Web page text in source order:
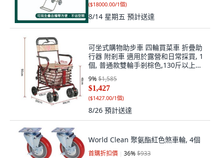
($18000.00/1個)
8/14 星期五 預計送達
可坐式購物助步車 四輪買菜車 折疊助
行器 附剎車 適用於露營和日常採買, 1
個, 普通款雙輪手剎棕色,130斤以上買
胖人款
9%$1,585
$1,427
($1427.00/1個)
8/26 預計送達
World Clean 聚氨酯紅色煞車輪, 4個
首購折扣價 36%$933